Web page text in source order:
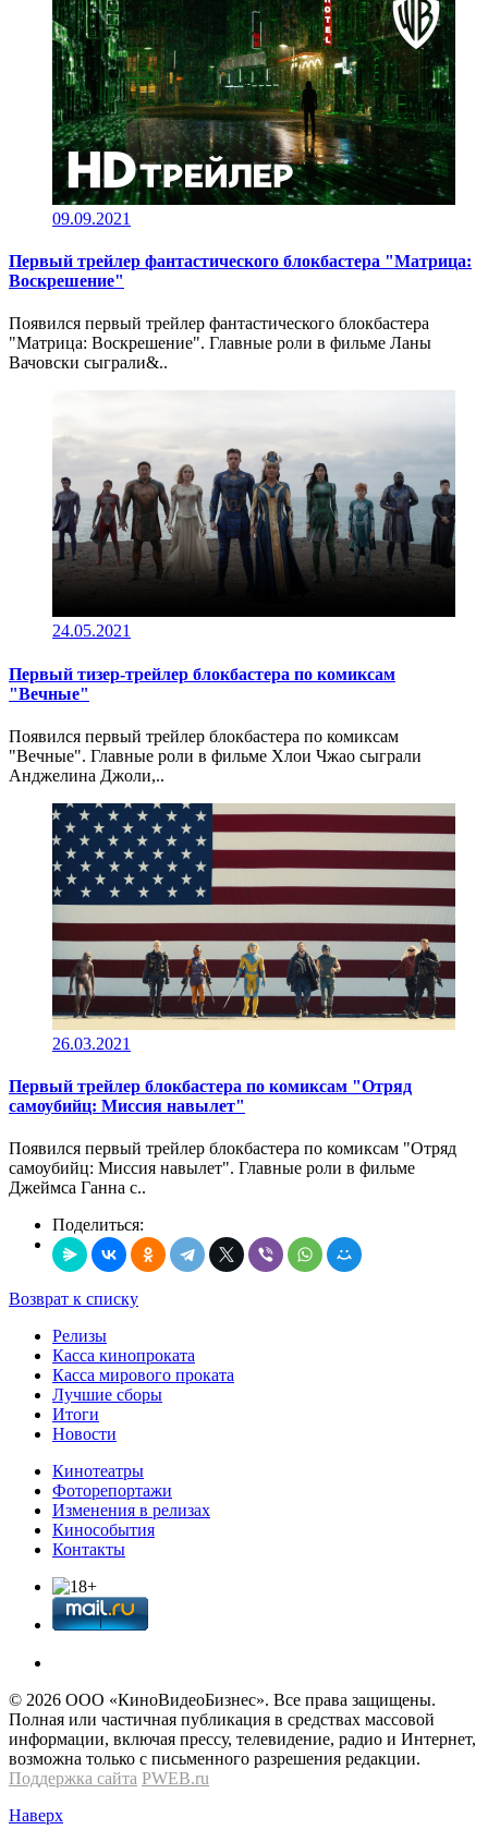
09.09.2021
Первый трейлер фантастического блокбастера "Матрица:
Воскрешение"
Появился первый трейлер фантастического блокбастера
"Матрица: Воскрешение". Главные роли в фильме Ланы
Вачовски сыграли&..
24.05.2021
Первый тизер-трейлер блокбастера по комиксам
"Вечные"
Появился первый трейлер блокбастера по комиксам
"Вечные". Главные роли в фильме Хлои Чжао сыграли
Анджелина Джоли,..
26.03.2021
Первый трейлер блокбастера по комиксам "Отряд
самоубийц: Миссия навылет"
Появился первый трейлер блокбастера по комиксам "Отряд
самоубийц: Миссия навылет". Главные роли в фильме
Джеймса Ганна с..
Поделиться:
Возврат к списку
Релизы
Касса кинопроката
Касса мирового проката
Лучшие сборы
Итоги
Новости
Кинотеатры
Фоторепортажи
Изменения в релизах
Кинособытия
Контакты
© 2026 OOО «КиноВидеоБизнес». Все права защищены.
Полная или частичная публикация в средствах массовой
информации, включая прессу, телевидение, радио и Интернет,
возможна только с письменного разрешения редакции.
Поддержка сайта PWEB.ru
Наверх